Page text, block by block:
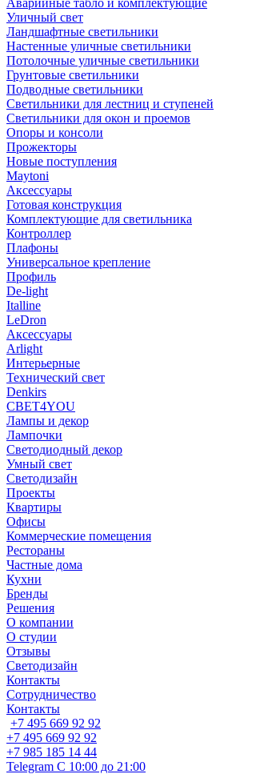
Аварийные табло и комплектующие
Уличный свет
Ландшафтные светильники
Настенные уличные светильники
Потолочные уличные светильники
Грунтовые светильники
Подводные светильники
Светильники для лестниц и ступеней
Светильники для окон и проемов
Опоры и консоли
Прожекторы
Новые поступления
Maytoni
Аксессуары
Готовая конструкция
Комплектующие для светильника
Контроллер
Плафоны
Универсальное крепление
Профиль
De-light
Italline
LeDron
Аксессуары
Arlight
Интерьерные
Технический свет
Denkirs
СВЕТ4YOU
Лампы и декор
Лампочки
Светодиодный декор
Умный свет
Светодизайн
Проекты
Квартиры
Офисы
Коммерческие помещения
Рестораны
Частные дома
Кухни
Бренды
Решения
О компании
О студии
Отзывы
Светодизайн
Контакты
Сотрудничество
Контакты
+7 495 669 92 92
+7 495 669 92 92
+7 985 185 14 44
Telegram С 10:00 до 21:00